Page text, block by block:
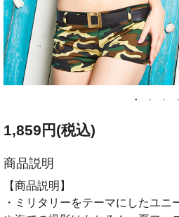
1,859円(税込)
商品説明
【商品説明】
・ミリタリーをテーマにしたユ